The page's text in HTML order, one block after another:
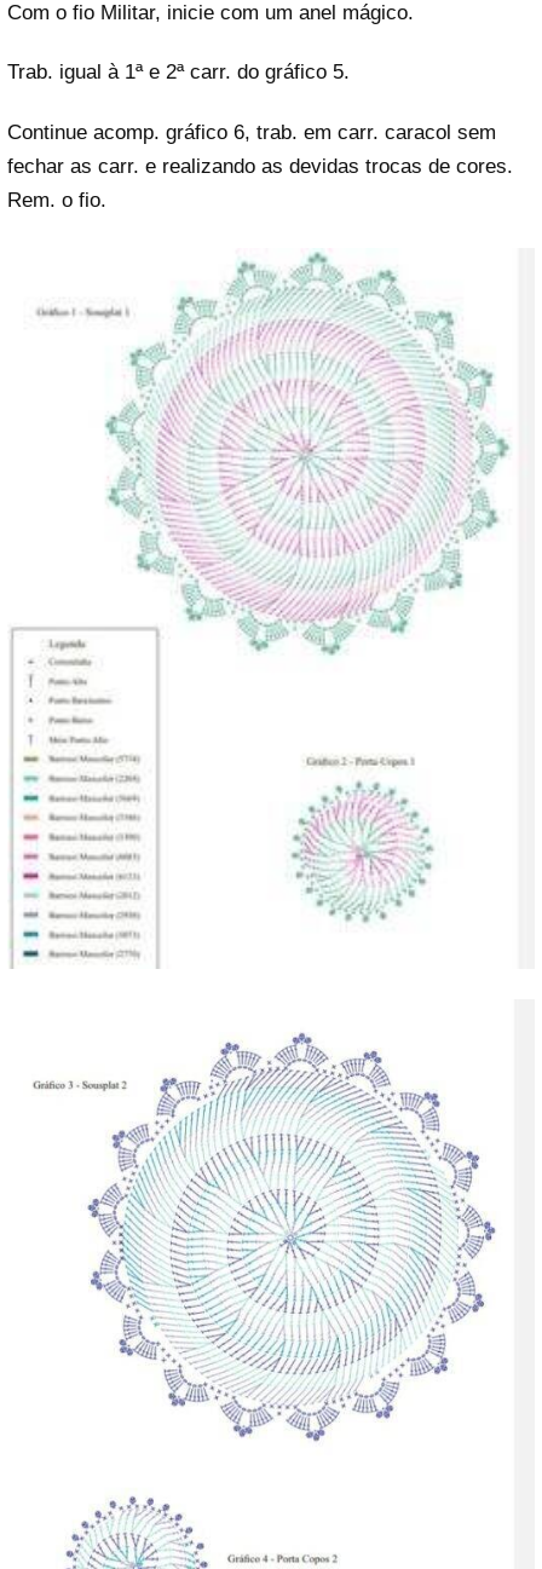
Com o fio Militar, inicie com um anel mágico.
Trab. igual à 1ª e 2ª carr. do gráfico 5.
Continue acomp. gráfico 6, trab. em carr. caracol sem
fechar as carr. e realizando as devidas trocas de cores.
Rem. o fio.